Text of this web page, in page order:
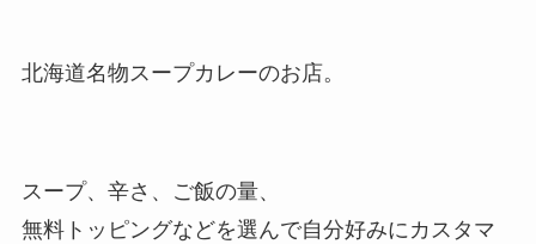
北海道名物スープカレーのお店。
スープ、辛さ、ご飯の量、
無料トッピングなどを選んで自分好みにカスタマ